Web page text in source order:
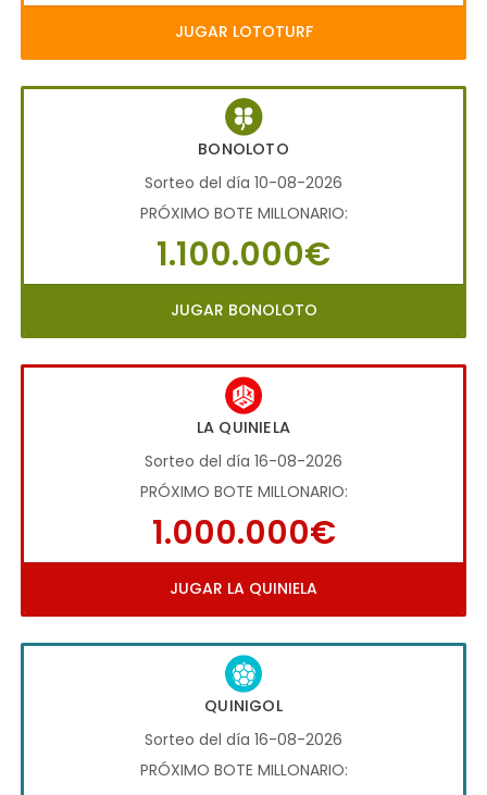
JUGAR LOTOTURF
BONOLOTO
Sorteo del día 10-08-2026
PRÓXIMO BOTE MILLONARIO:
1.100.000€
JUGAR BONOLOTO
LA QUINIELA
Sorteo del día 16-08-2026
PRÓXIMO BOTE MILLONARIO:
1.000.000€
JUGAR LA QUINIELA
QUINIGOL
Sorteo del día 16-08-2026
PRÓXIMO BOTE MILLONARIO: